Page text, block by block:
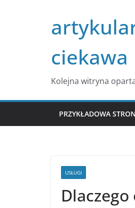
ciekawa
Kolejna witryna
PRZYKŁADOWA
USŁUGI
Dlaczego